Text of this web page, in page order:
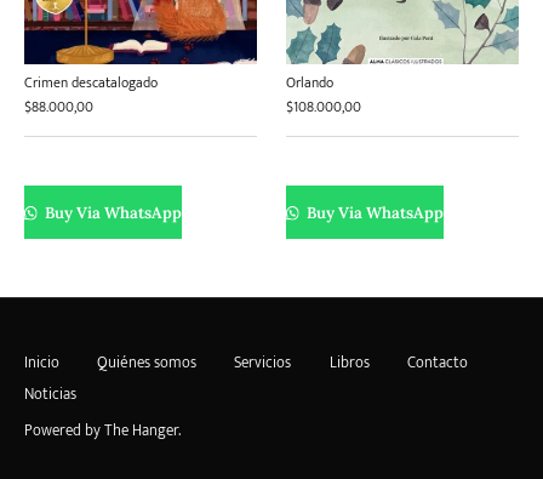
Crimen descatalogado
$88.000,00
Buy Via WhatsApp
Orlando
$108.000,00
Buy Via WhatsApp
Inicio Quiénes somos Servicios Libros
Contacto
Noticias
Powered byThe Hanger.